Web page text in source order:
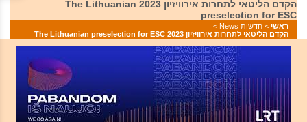
הקדם הליטאי לתחרות אירוויזיון 2023 The Lithuanian
preselection for ESC
ראשי > חדשות News
>
הקדם הליטאי לתחרות אירוויזיון 2023 The Lithuanian preselection for ESC